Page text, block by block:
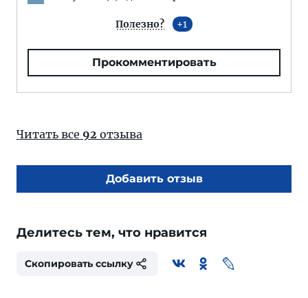
Полезно? 1
Прокомментировать
Читать все 92 отзыва
Добавить отзыв
Делитесь тем, что нравится
Скопировать ссылку